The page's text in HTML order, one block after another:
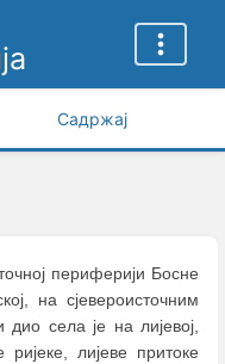
Садржај
периферији Босне
на сјевероисточним
села је на лијевој,
лијеве притоке